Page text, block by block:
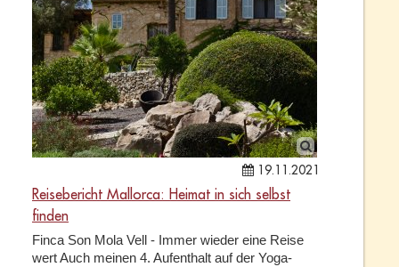
19.11.2021
Reisebericht Mallorca: Heimat in sich selbst
finden
Finca Son Mola Vell - Immer wieder eine Reise
wert Auch meinen 4. Aufenthalt auf der Yoga-